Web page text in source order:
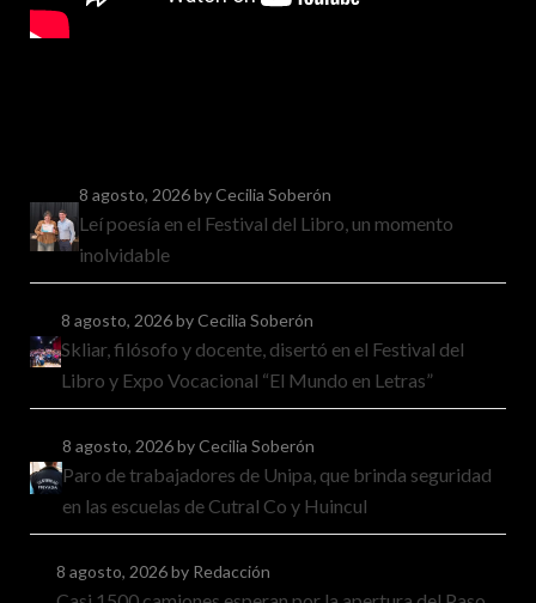
8 agosto, 2026by Cecilia Soberón
Leí poesía en el Festival del Libro, un momento
inolvidable
8 agosto, 2026by Cecilia Soberón
Skliar, filósofo y docente, disertó en el Festival del
Libro y Expo Vocacional “El Mundo en Letras”
8 agosto, 2026by Cecilia Soberón
Paro de trabajadores de Unipa, que brinda seguridad
en las escuelas de Cutral Co y Huincul
8 agosto, 2026by Redacción